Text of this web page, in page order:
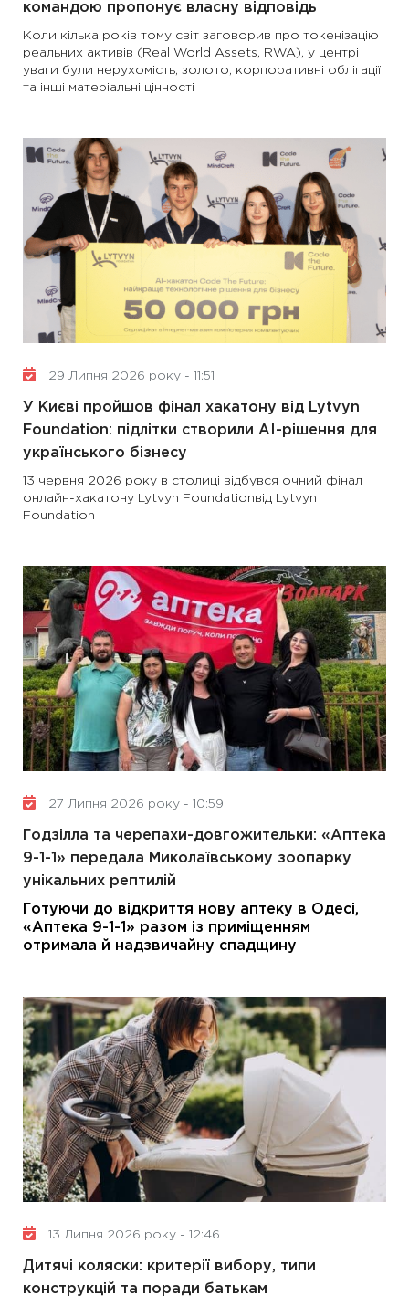
командою пропонує власну відповідь
Коли кілька років тому світ заговорив про токенізацію
реальних активів (Real World Assets, RWA), у центрі
уваги були нерухомість, золото, корпоративні облігації
та інші матеріальні цінності
29 Липня 2026 року - 11:51
У Києві пройшов фінал хакатону від Lytvyn
Foundation: підлітки створили AI-рішення для
українського бізнесу
13 червня 2026 року в столиці відбувся очний фінал
онлайн-хакатону Lytvyn Foundationвід Lytvyn
Foundation
27 Липня 2026 року - 10:59
Годзілла та черепахи-довгожительки: «Аптека
9-1-1» передала Миколаївському зоопарку
унікальних рептилій
Готуючи до відкриття нову аптеку в Одесі,
«Аптека 9-1-1» разом із приміщенням
отримала й надзвичайну спадщину
13 Липня 2026 року - 12:46
Дитячі коляски: критерії вибору, типи
конструкцій та поради батькам